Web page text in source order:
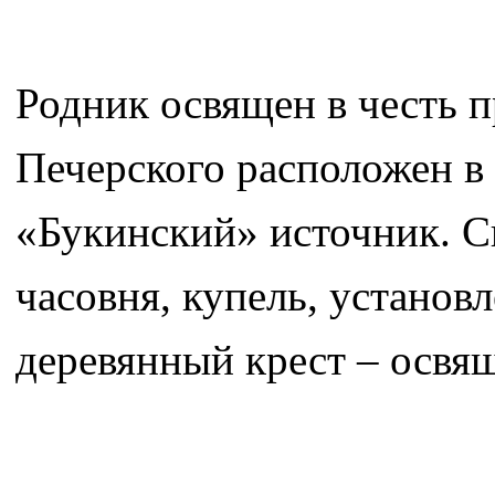
Родник освящен в честь
Печерского расположен
«Букинский» источник.
часовня, купель,
деревянный крест –